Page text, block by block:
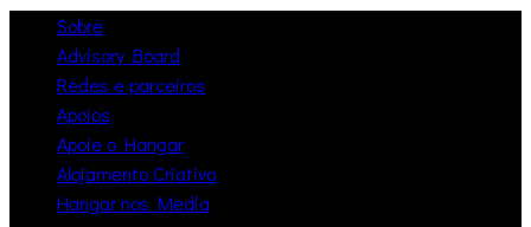
Sobre
Advisory Board
Redes e parceiros
Apoios
Apoie o Hangar
Alojamento Criativo
Hangar nos Media